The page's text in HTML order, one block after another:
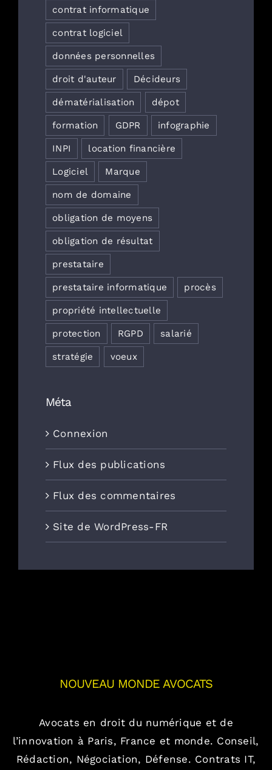
contrat informatique
contrat logiciel
données personnelles
droit d'auteur Décideurs
dématérialisation dépot
formation GDPR infographie
INPI location financière
Logiciel Marque
nom de domaine
obligation de moyens
obligation de résultat
prestataire
prestataire informatique procès
propriété intellectuelle
protection RGPD salarié
stratégie voeux
Méta
Connexion
Flux des publications
Flux des commentaires
Site de WordPress-FR
NOUVEAU MONDE AVOCATS
Avocats en droit du numérique et de
l’innovation à Paris, France et monde. Conseil,
Rédaction, Négociation, Défense. Contrats IT,